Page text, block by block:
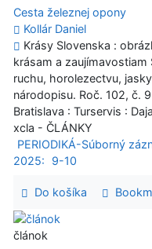
Cesta železnej opony
Kollár Daniel
Krásy Slovenska :
krásam a
ruchu, horolezectvu,
národopisu. Roč. 102, č.
Bratislava : Turservis :
xcla - ČLÁNKY
PERIODIKÁ-Súborný
2025:
9-10
Do košíka
článok